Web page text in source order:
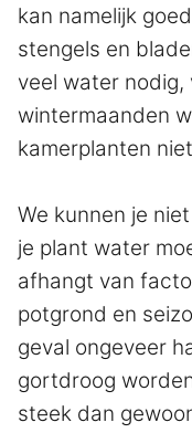
kan namelijk
stengels en
veel water nodig,
wintermaanden
kamerplanten
We kunnen je
je plant water
afhangt van
potgrond en
geval ongeveer
gortdroog
steek dan